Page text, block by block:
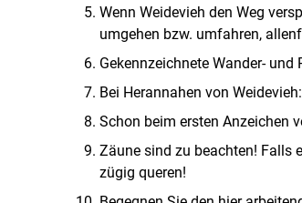
Wenn Weidevieh den Weg
umgehen bzw. umfahren,
Gekennzeichnete Wander- und
Bei Herannahen von
Schon beim ersten Anzeichen
Zäune sind zu beachten! Falls
zügig queren!